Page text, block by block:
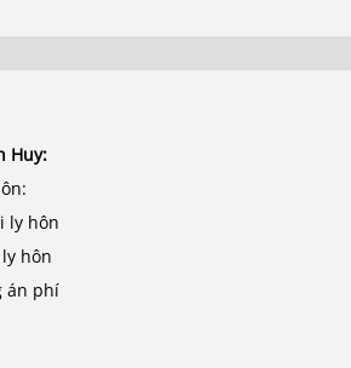
Huy:
ly hôn
hôn
án phí